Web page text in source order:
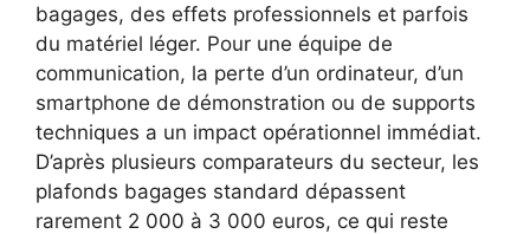
bagages, des effets professionnels et parfois
du matériel léger. Pour une équipe de
communication, la perte d’un ordinateur, d’un
smartphone de démonstration ou de supports
techniques a un impact opérationnel immédiat.
D’après plusieurs comparateurs du secteur, les
plafonds bagages standard dépassent
rarement 2 000 à 3 000 euros, ce qui reste